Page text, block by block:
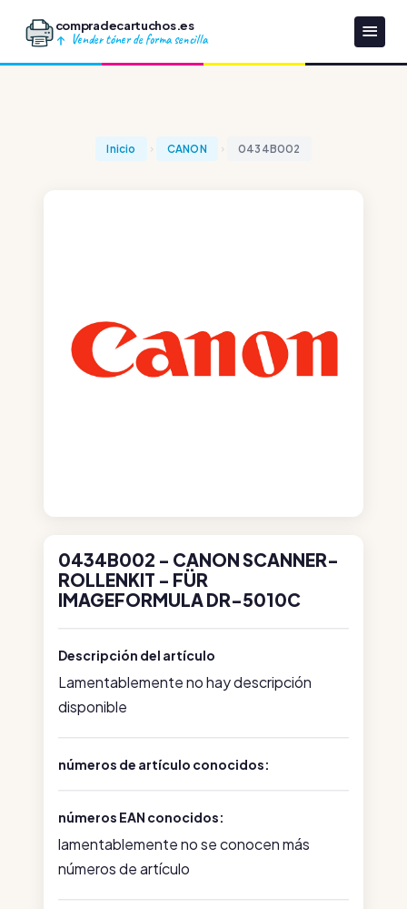
compradecartuchos.es
Vender tóner de forma sencilla
Inicio CANON 0434B002
0434B002 - CANON SCANNER-
ROLLENKIT - FÜR
IMAGEFORMULA DR-5010C
Descripción del artículo
Lamentablemente no hay descripción
disponible
números de artículo conocidos:
números EAN conocidos:
lamentablemente no se conocen más
números de artículo